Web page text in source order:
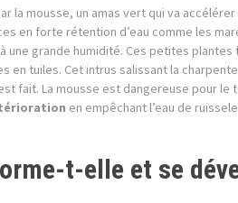
la mousse, un amas vert qui va
en forte rétention d’eau comme les
grande humidité. Ces petites plantes
en tuiles. Cet intrus salissant la
fait. La mousse est dangereuse pour le
en empêchant l’eau de
t-elle et se